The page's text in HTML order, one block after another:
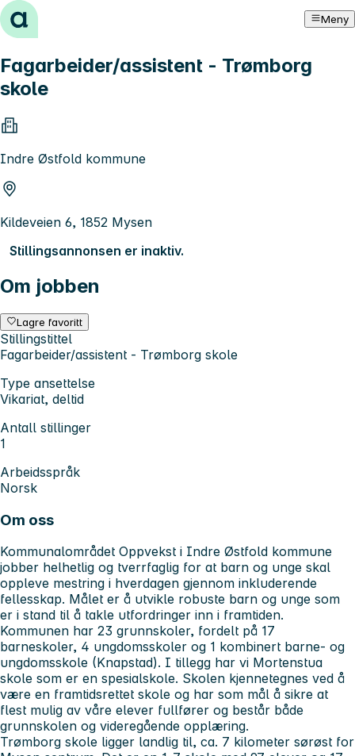
Hopp til innhold Meny
Fagarbeider/assistent - Trømborg
skole
Indre Østfold kommune
Kildeveien 6, 1852 Mysen
Stillingsannonsen er inaktiv.
Om jobben
Lagre favoritt
Stillingstittel
Fagarbeider/assistent - Trømborg skole
Type ansettelse
Vikariat, deltid
Antall stillinger
1
Arbeidsspråk
Norsk
Om oss
Kommunalområdet Oppvekst i Indre Østfold kommune
jobber helhetlig og tverrfaglig for at barn og unge skal
oppleve mestring i hverdagen gjennom inkluderende
fellesskap. Målet er å utvikle robuste barn og unge som
er i stand til å takle utfordringer inn i framtiden.
Kommunen har 23 grunnskoler, fordelt på 17
barneskoler, 4 ungdomsskoler og 1 kombinert barne- og
ungdomsskole (Knapstad). I tillegg har vi Mortenstua
skole som er en spesialskole. Skolen kjennetegnes ved å
være en framtidsrettet skole og har som mål å sikre at
flest mulig av våre elever fullfører og består både
grunnskolen og videregående opplæring.
Trømborg skole ligger landlig til, ca. 7 kilometer sørøst for